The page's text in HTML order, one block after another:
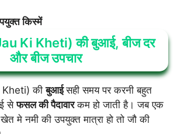
किस्में
Ki Kheti) की बुआई, बीज दर
और बीज उपचार
कीबुआईसही समय पर करनी बहुत
सेफसल की पैदावारकम हो जाती है। जब एक
मे नमी की उपयुक्त मात्रा हो तो जौ की